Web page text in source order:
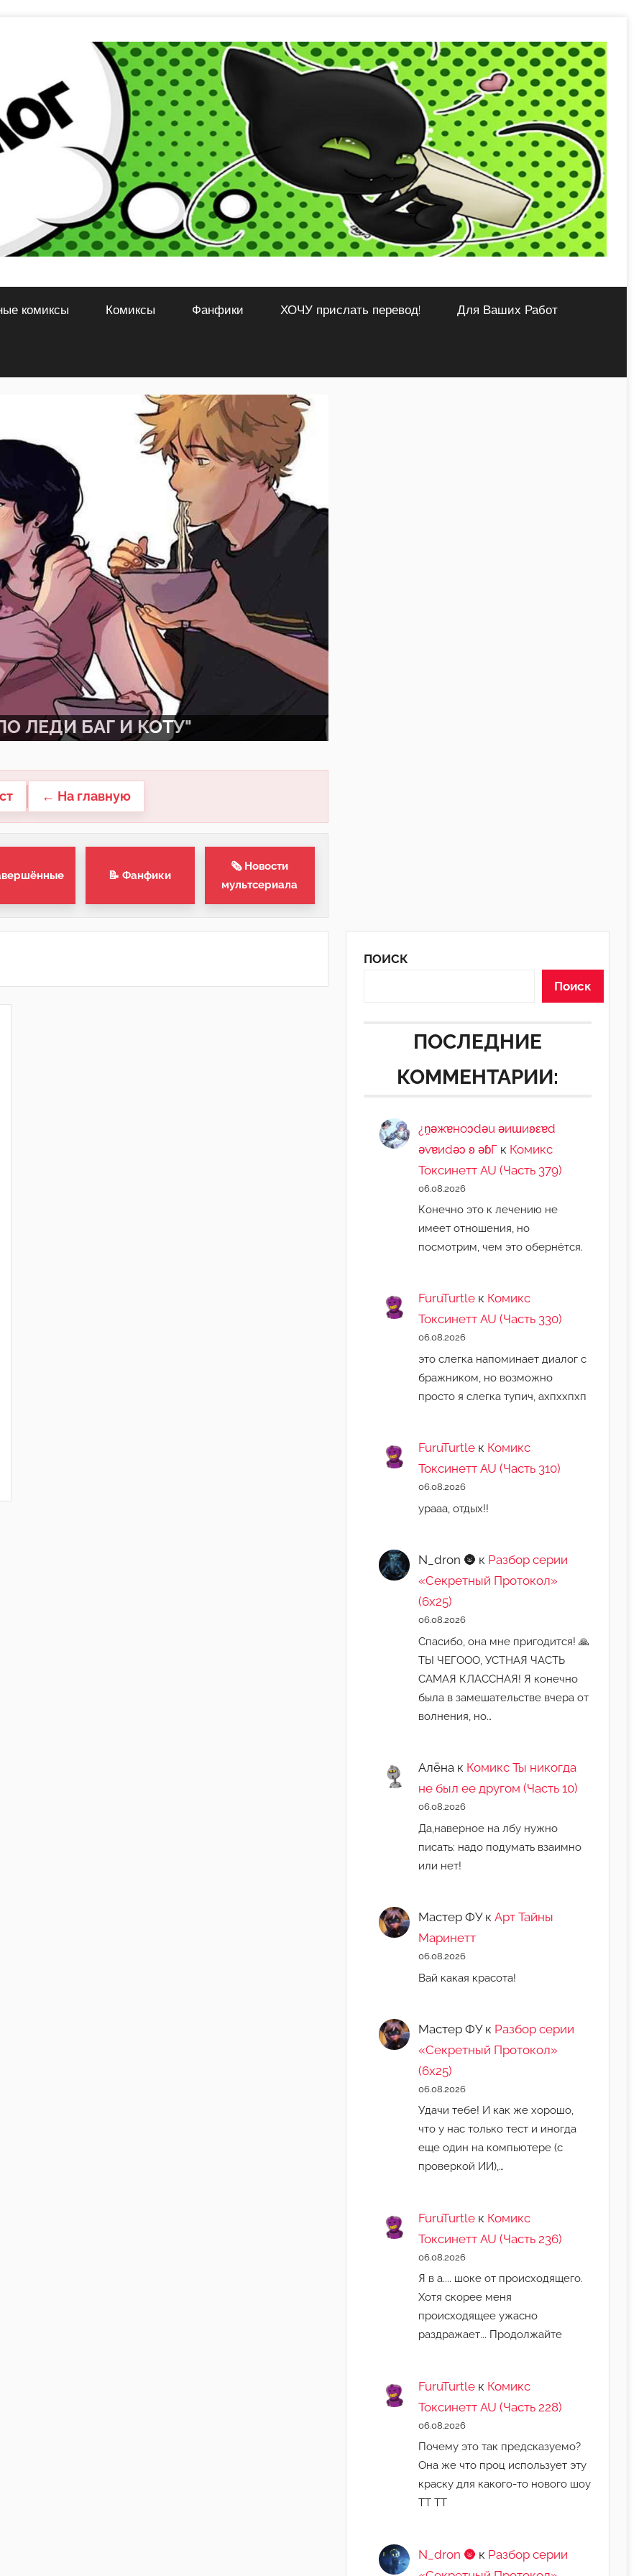
комиксы Комиксы Фанфики ХОЧУ прислать перевод! Для Ваших Работ
ЛЕДИ БАГ И КОТУ"
← На главную
📝 Фанфики
🗞 Новости
мультсериала
ПОИСК
Поиск
ПОСЛЕДНИЕ
КОММЕНТАРИИ:
¿n̯ǝжɐноɔdǝu ǝиɯиʚεɐd
ǝvɐиdǝɔ ʚ ǝɓГ к Комикс
Токсинетт AU (Часть 379)
06.08.2026
Конечно это к лечению не
имеет отношения, но
посмотрим, чем это обернётся.
FuruTurtle к Комикс
Токсинетт AU (Часть 330)
06.08.2026
это слегка напоминает диалог с
бражником, но возможно
просто я слегка тупич, ахпххпхп
FuruTurtle к Комикс
Токсинетт AU (Часть 310)
06.08.2026
урааа, отдых!!
N_dron 🌚 к Разбор серии
«Секретный Протокол»
(6х25)
06.08.2026
Спасибо, она мне пригодится! 🙏
ТЫ ЧЕГООО, УСТНАЯ ЧАСТЬ
САМАЯ КЛАССНАЯ! Я конечно
была в замешательстве вчера от
волнения, но…
Алёна к Комикс Ты никогда
не был ее другом (Часть 10)
06.08.2026
Да,наверное на лбу нужно
писать: надо подумать взаимно
или нет!
Мастер ФУкАрт Тайны
Маринетт
06.08.2026
Вай какая красота!
Мастер ФУк Разбор серии
«Секретный Протокол»
(6х25)
06.08.2026
Удачи тебе! И как же хорошо,
что у нас только тест и иногда
еще один на компьютере (с
проверкой ИИ),…
FuruTurtle к Комикс
Токсинетт AU (Часть 236)
06.08.2026
Я в а.... шоке от происходящего.
Хотя скорее меня
происходящее ужасно
раздражает... Продолжайте
FuruTurtle к Комикс
Токсинетт AU (Часть 228)
06.08.2026
Почему это так предсказуемо?
Она же что проц использует эту
краску для какого-то нового шоу
ТТ ТТ
N_dron 🌚 к Разбор серии